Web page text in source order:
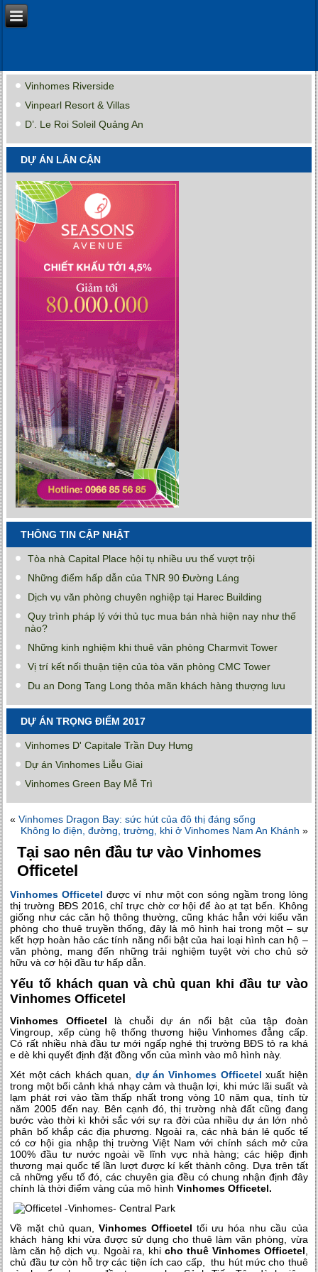
Vinhomes Riverside
Vinpearl Resort & Villas
D’. Le Roi Soleil Quảng An
DỰ ÁN LÂN CẬN
THÔNG TIN CẬP NHẬT
Tòa nhà Capital Place hội tụ nhiều ưu thế vượt trội
Những điểm hấp dẫn của TNR 90 Đường Láng
Dịch vụ văn phòng chuyên nghiệp tại Harec Building
Quy trình pháp lý với thủ tục mua bán nhà hiện nay như thế
nào?
Những kinh nghiệm khi thuê văn phòng Charmvit Tower
Vị trí kết nối thuận tiện của tòa văn phòng CMC Tower
Du an Dong Tang Long thỏa mãn khách hàng thượng lưu
DỰ ÁN TRỌNG ĐIỂM 2017
Vinhomes D' Capitale Trần Duy Hưng
Dự án Vinhomes Liễu Giai
Vinhomes Green Bay Mễ Trì
«Vinhomes Dragon Bay: sức hút của đô thị đáng sống
Không lo điện, đường, trường, khi ở Vinhomes Nam An Khánh »
Tại sao nên đầu tư vào Vinhomes
Officetel
Vinhomes Officetel được ví như một con sóng ngầm trong lòng
thị trường BĐS 2016, chỉ trực chờ cơ hội để ào ạt tạt bến. Không
giống như các căn hộ thông thường, cũng khác hẳn với kiểu văn
phòng cho thuê truyền thống, đây là mô hình hai trong một – sự
kết hợp hoàn hảo các tính năng nổi bật của hai loại hình can hộ –
văn phòng, mang đến những trải nghiệm tuyệt vời cho chủ sở
hữu và cơ hội đầu tư hấp dẫn.
Yếu tố khách quan và chủ quan khi đầu tư vào
Vinhomes Officetel
Vinhomes Officetel là chuỗi dự án nổi bật của tập đoàn
Vingroup, xếp cùng hệ thống thương hiệu Vinhomes đẳng cấp.
Có rất nhiều nhà đầu tư mới ngấp nghé thị trường BĐS tỏ ra khá
e dè khi quyết định đặt đồng vốn của mình vào mô hình này.
Xét một cách khách quan, dự án Vinhomes Officetel xuất hiện
trong một bối cảnh khá nhạy cảm và thuận lợi, khi mức lãi suất và
lạm phát rơi vào tầm thấp nhất trong vòng 10 năm qua, tính từ
năm 2005 đến nay. Bên cạnh đó, thị trường nhà đất cũng đang
bước vào thời kì khởi sắc với sự ra đời của nhiều dự án lớn nhỏ
phân bố khắp các địa phương. Ngoài ra, các nhà bán lẻ quốc tế
có cơ hội gia nhập thị trường Việt Nam với chính sách mở cửa
100% đầu tư nước ngoài về lĩnh vực nhà hàng; các hiệp định
thương mại quốc tế lần lượt được kí kết thành công. Dựa trên tất
cả những yếu tố đó, các chuyên gia đều có chung nhận định đây
chính là thời điểm vàng của mô hìnhVinhomes Officetel.
Về mặt chủ quan, Vinhomes Officetel tối ưu hóa nhu cầu của
khách hàng khi vừa được sử dụng cho thuê làm văn phòng, vừa
làm căn hộ dịch vụ. Ngoài ra, khicho thuê Vinhomes Officetel,
chủ đầu tư còn hỗ trợ các tiện ích cao cấp, thu hút mức cho thuê